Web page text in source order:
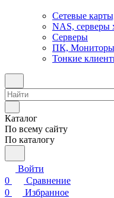
Сетевые
NAS, серверы
Серверы
ПК, Мониторы
Тонкие
Каталог
По всему сайту
По каталогу
Войти
0
Сравнение
0
Избранное